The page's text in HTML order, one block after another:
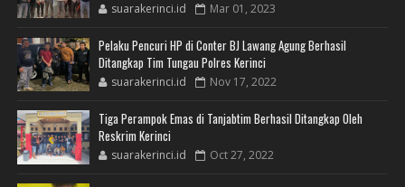
suarakerinci.id Mar 01, 2023
Pelaku Pencuri HP di Conter BJ Lawang Agung Berhasil
Ditangkap Tim Tungau Polres Kerinci
suarakerinci.id Nov 17, 2022
Tiga Perampok Emas di Tanjabtim Berhasil Ditangkap Oleh
Reskrim Kerinci
suarakerinci.id Oct 27, 2022